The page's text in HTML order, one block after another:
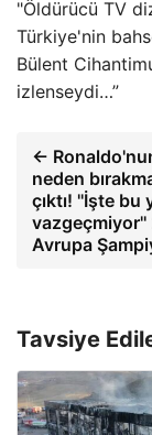
Türkiye'nin
Bülent
izlenseydi…”
←
neden
çıktı! ''İşte bu
Avrupa
Tavsiye